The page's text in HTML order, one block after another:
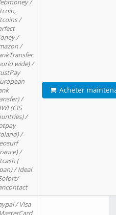
/
/
/
/
wide) /
/
(CIS
/
/
/
(
/ Ideal
Acheter
/ Visa